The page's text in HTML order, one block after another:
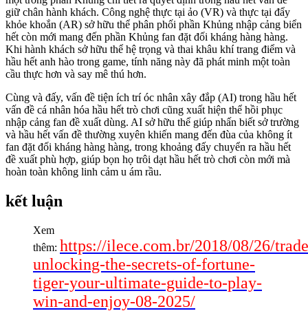
giữ chân hành khách. Công nghệ thực tại ảo (VR) và thực tại đẩy
khỏe khoắn (AR) sở hữu thể phân phối phần Khủng nhập cảng biển
hết còn mới mang đến phần Khủng fan đặt đối kháng hàng hàng.
Khi hành khách sở hữu thể hệ trọng và thai khâu khí trang điểm và
hầu hết anh hào trong game, tính năng này đã phát minh một toàn
cầu thực hơn và say mê thú hơn.
Cùng và đấy, vấn đề tiện ích trí óc nhân xây đắp (AI) trong hầu hết
vấn đề cá nhân hóa hầu hết trò chơi cũng xuất hiện thể hồi phục
nhập cảng fan đề xuất dùng. AI sở hữu thể giúp nhấn biết sở trường
và hầu hết vấn đề thường xuyên khiến mang đến đùa của không ít
fan đặt đối kháng hàng hàng, trong khoảng đấy chuyển ra hầu hết
đề xuất phù hợp, giúp bọn họ trôi dạt hầu hết trò chơi còn mới mà
hoàn toàn không linh cảm u ám rầu.
kết luận
Xem
thêm: https://ilece.com.br/2018/08/26/
unlocking-the-secrets-of-fortune-
tiger-your-ultimate-guide-to-play-
win-and-enjoy-08-2025/